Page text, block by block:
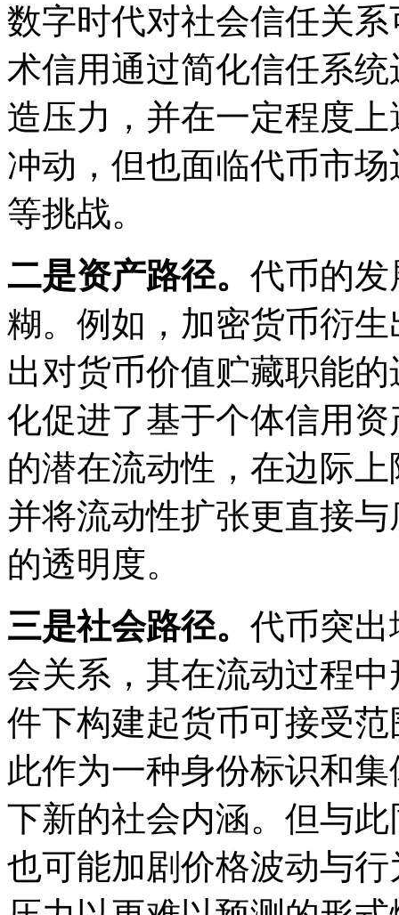
数字时代对社会信任关
术信用通过简化信任系
造压力，并在一定程度
冲动，但也面临代币市
等挑战。
二是资产路径。 代币的
糊。例如，加密货币衍
出对货币价值贮藏职能
化促进了基于个体信用
的潜在流动性，在边际
并将流动性扩张更直接
的透明度。
三是社会路径。 代币突
会关系，其在流动过程
件下构建起货币可接受
此作为一种身份标识和
下新的社会内涵。但与
也可能加剧价格波动与